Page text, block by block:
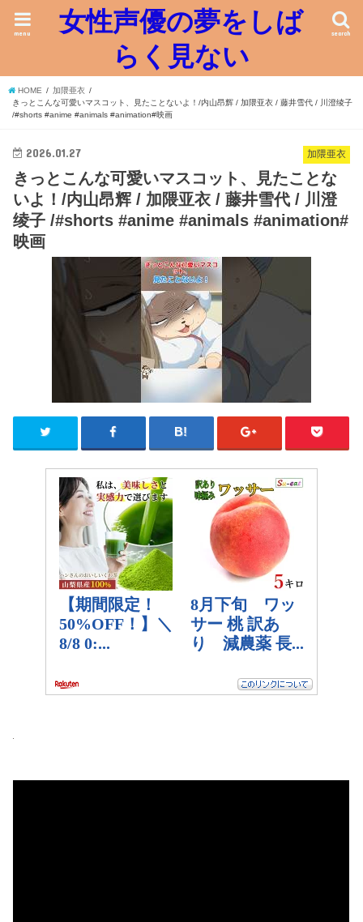
女性声優の夢をしば
らく見ない
search
menu
HOME
加隈亜衣
きっとこんな可愛いマスコット、見たことないよ！/内山昂辉 / 加隈亚衣 / 藤井雪代 / 川澄绫子
/#shorts #anime #animals #animation#映画
加隈亜衣
2026.01.27
きっとこんな可愛いマスコット、見たことな
いよ！/内山昂辉 / 加隈亚衣 / 藤井雪代 / 川澄
绫子 /#shorts #anime #animals #animation#
映画